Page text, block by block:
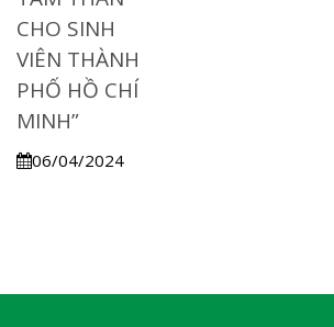
CHO SINH
VIÊN THÀNH
PHỐ HỒ CHÍ
MINH”
06/04/2024